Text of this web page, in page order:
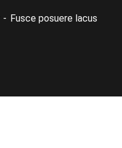
Fusce posuere lacus